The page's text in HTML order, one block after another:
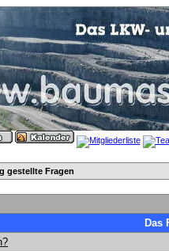
gestellte Fragen
Das